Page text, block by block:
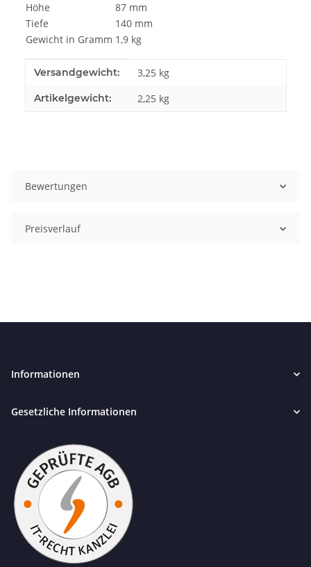
Höhe
87 mm
Tiefe
140 mm
Gewicht in Gramm 1,9 kg
Produkteigenschaft
Wert
Versandgewicht: 3,25 kg
Artikelgewicht: 2,25 kg
Bewertungen
Preisverlauf
Informationen
Gesetzliche Informationen